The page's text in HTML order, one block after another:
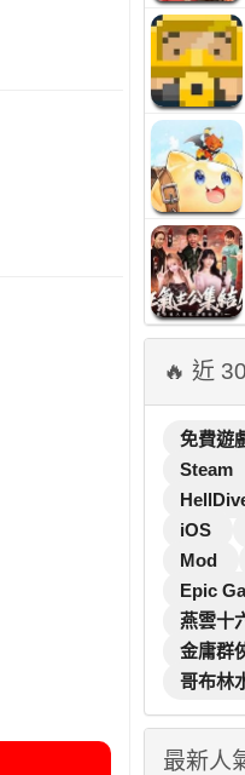
🔥 近
免費遊
Steam
iOS
Mod
Epic
燕雲十
金庸群
哥布林
最新人